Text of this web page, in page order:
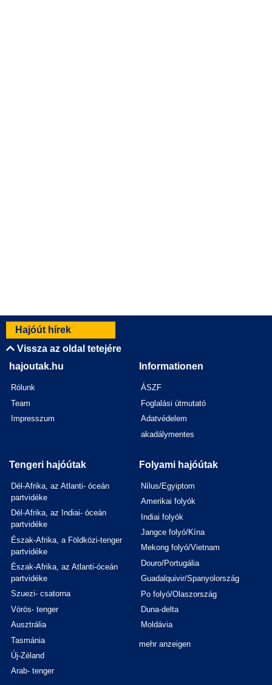
Hajóút hírek
Vissza az oldal tetejére
hajoutak.hu
Rólunk
Team
Impresszum
Informationen
ÁSZF
Foglalási útmutató
Adatvédelem
akadálymentes
Tengeri hajóútak
Dél-Afrika, az Atlanti- óceán
partvidéke
Dél-Afrika, az Indiai- óceán
partvidéke
Észak-Afrika, a Földközi-tenger
partvidéke
Észak-Afrika, az Atlanti-óceán
partvidéke
Szuezi- csatorna
Vörös- tenger
Ausztrália
Tasmánia
Új-Zéland
Arab- tenger
Folyami hajóútak
Nílus/Egyiptom
Amerikai folyók
Indiai folyók
Jangce folyó/Kína
Mekong folyó/Vietnam
Douro/Portugália
Guadalquivir/Spanyolország
Po folyó/Olaszország
Duna-delta
Moldávia
mehr anzeigen